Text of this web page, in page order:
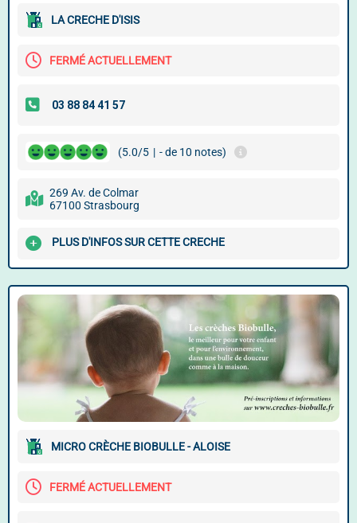
LA CRECHE D'ISIS
FERMÉ ACTUELLEMENT
(5.0/5 | - de 10 notes)
269 Av. de Colmar
67100 Strasbourg
PLUS D'INFOS SUR CETTE CRECHE
MICRO CRÈCHE BIOBULLE - ALOISE
FERMÉ ACTUELLEMENT